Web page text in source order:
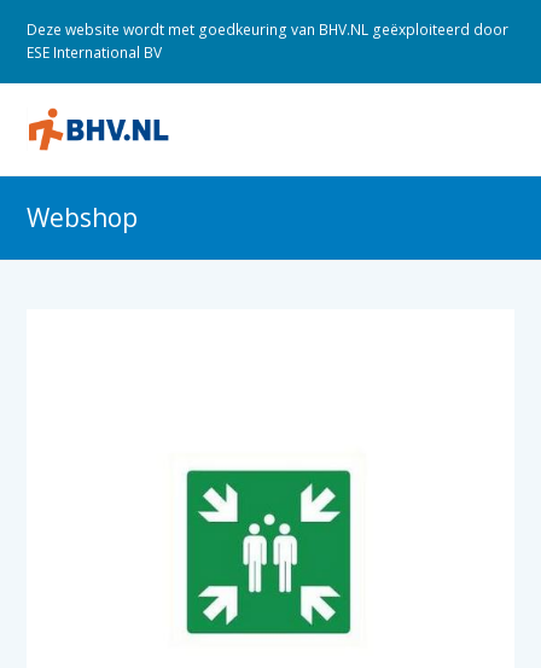
Deze website wordt met goedkeuring van BHV.NL geëxploiteerd door
ESE International BV
Webshop